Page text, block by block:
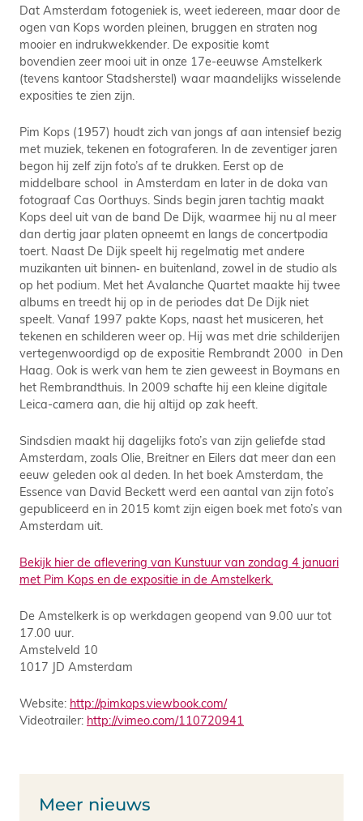
Dat Amsterdam fotogeniek is, weet iedereen, maar door de
ogen van Kops worden pleinen, bruggen en straten nog
mooier en indrukwekkender. De expositie komt
bovendien zeer mooi uit in onze 17e-eeuwse Amstelkerk
(tevens kantoor Stadsherstel) waar maandelijks wisselende
exposities te zien zijn.
Pim Kops (1957) houdt zich van jongs af aan intensief bezig
met muziek, tekenen en fotograferen. In de zeventiger jaren
begon hij zelf zijn foto’s af te drukken. Eerst op de
middelbare school in Amsterdam en later in de doka van
fotograaf Cas Oorthuys. Sinds begin jaren tachtig maakt
Kops deel uit van de band De Dijk, waarmee hij nu al meer
dan dertig jaar platen opneemt en langs de concertpodia
toert. Naast De Dijk speelt hij regelmatig met andere
muzikanten uit binnen‐ en buitenland, zowel in de studio als
op het podium. Met het Avalanche Quartet maakte hij twee
albums en treedt hij op in de periodes dat De Dijk niet
speelt. Vanaf 1997 pakte Kops, naast het musiceren, het
tekenen en schilderen weer op. Hij was met drie schilderijen
vertegenwoordigd op de expositie Rembrandt 2000 in Den
Haag. Ook is werk van hem te zien geweest in Boymans en
het Rembrandthuis. In 2009 schafte hij een kleine digitale
Leica-camera aan, die hij altijd op zak heeft.
Sindsdien maakt hij dagelijks foto’s van zijn geliefde stad
Amsterdam, zoals Olie, Breitner en Eilers dat meer dan een
eeuw geleden ook al deden. In het boek Amsterdam, the
Essence van David Beckett werd een aantal van zijn foto’s
gepubliceerd en in 2015 komt zijn eigen boek met foto’s van
Amsterdam uit.
Bekijk hier de aflevering van Kunstuur van zondag 4 januari
met Pim Kops en de expositie in de Amstelkerk.
De Amstelkerk is op werkdagen geopend van 9.00 uur tot
17.00 uur.
Amstelveld 10
1017 JD Amsterdam
Website: http://pimkops.viewbook.com/
Videotrailer: http://vimeo.com/110720941
Meer nieuws